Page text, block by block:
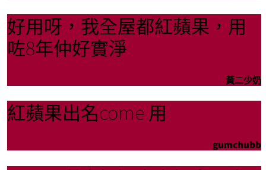
好用呀，我全屋都紅蘋果，用
咗8年仲好實淨
黃二少奶
紅蘋果出名come 用
gumchubb